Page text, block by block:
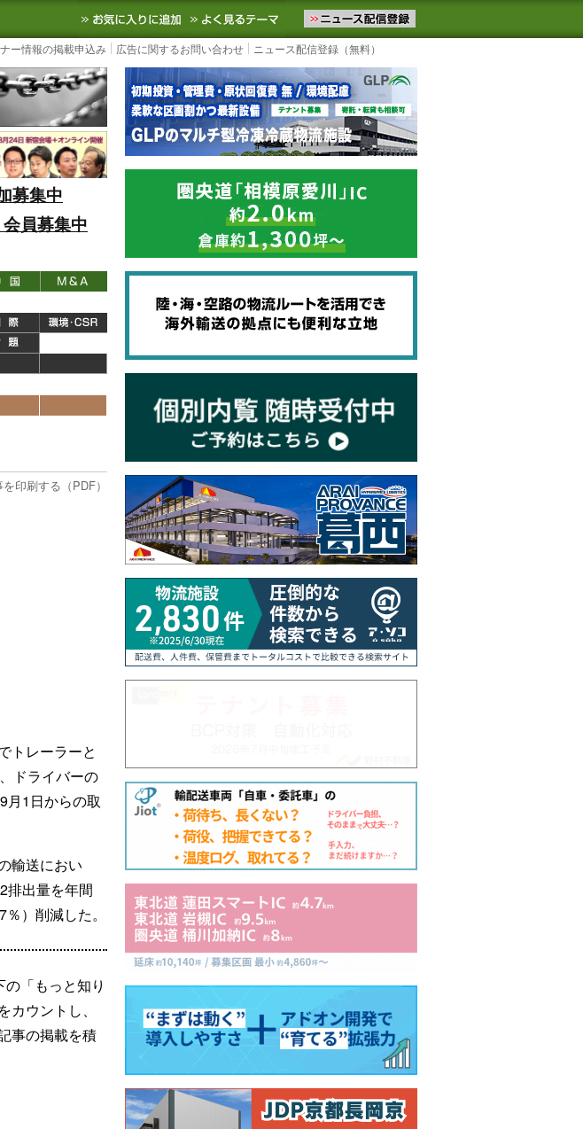
トなど国内外の最新の物流ニュースをお届けします。物流ニュースメール配信を登録す
お気に入りに追加 よく見るテーマ
ー情報の掲載申込み 広告に関するお問い合わせ ニュース配信登録（無料）
募集中
員募集中
印刷する（PDF）
トレーラーと
ドライバーの
月1日からの取
輸送におい
排出量を年間
）削減した。
「もっと知り
ウントし、
事の掲載を積